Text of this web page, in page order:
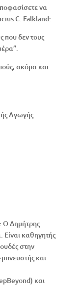
να
C. Falkland:
που δεν τους
ακόμα και
Αγωγής
Ο Δημήτρης
Είναι καθηγητής
στην
και
και